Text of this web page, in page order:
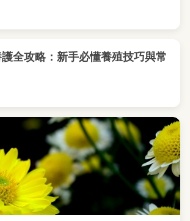
全攻略：新手必懂養殖技巧與常